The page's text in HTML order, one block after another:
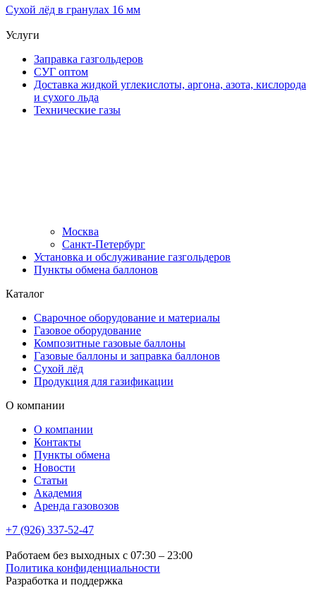
Сухой лёд в гранулах 16 мм
Услуги
Заправка газгольдеров
СУГ оптом
Доставка жидкой углекислоты, аргона, азота, кислорода
и сухого льда
Технические газы
Москва
Санкт-Петербург
Установка и обслуживание газгольдеров
Пункты обмена баллонов
Каталог
Сварочное оборудование и материалы
Газовое оборудование
Композитные газовые баллоны
Газовые баллоны и заправка баллонов
Сухой лёд
Продукция для газификации
О компании
О компании
Контакты
Пункты обмена
Новости
Статьи
Академия
Аренда газовозов
+7 (926) 337-52-47
Работаем без выходных с 07:30 – 23:00
Политика конфиденциальности
Разработка и поддержка